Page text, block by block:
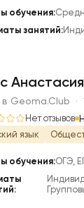
обучения:
занятий:
в Geoma.Club ·
Нет отзывов
язык
обучения:ОГЭ,